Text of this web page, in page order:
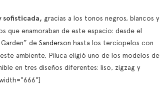
sofisticada, gracias a los tonos negros, blancos y
que enamoraban de este espacio: desde el
de Sanderson hasta los terciopelos con
ambiente, Piluca eligió uno de los modelos de
en tres diseños diferentes: liso, zigzag y